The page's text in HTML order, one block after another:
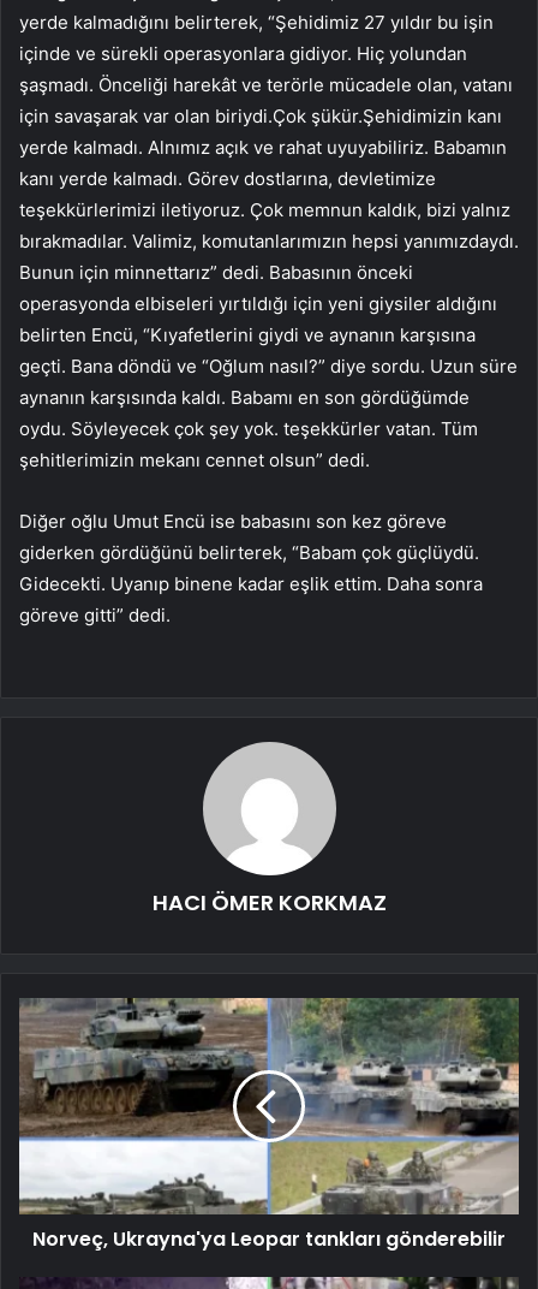
yerde kalmadığını belirterek, “Şehidimiz 27 yıldır bu işin
içinde ve sürekli operasyonlara gidiyor. Hiç yolundan
şaşmadı. Önceliği harekât ve terörle mücadele olan, vatanı
için savaşarak var olan biriydi.Çok şükür.Şehidimizin kanı
yerde kalmadı. Alnımız açık ve rahat uyuyabiliriz. Babamın
kanı yerde kalmadı. Görev dostlarına, devletimize
teşekkürlerimizi iletiyoruz. Çok memnun kaldık, bizi yalnız
bırakmadılar. Valimiz, komutanlarımızın hepsi yanımızdaydı.
Bunun için minnettarız” dedi. Babasının önceki
operasyonda elbiseleri yırtıldığı için yeni giysiler aldığını
belirten Encü, “Kıyafetlerini giydi ve aynanın karşısına
geçti. Bana döndü ve “Oğlum nasıl?” diye sordu. Uzun süre
aynanın karşısında kaldı. Babamı en son gördüğümde
oydu. Söyleyecek çok şey yok. teşekkürler vatan. Tüm
şehitlerimizin mekanı cennet olsun” dedi.
Diğer oğlu Umut Encü ise babasını son kez göreve
giderken gördüğünü belirterek, “Babam çok güçlüydü.
Gidecekti. Uyanıp binene kadar eşlik ettim. Daha sonra
göreve gitti” dedi.
HACI ÖMER KORKMAZ
Norveç, Ukrayna'ya Leopar tankları gönderebilir